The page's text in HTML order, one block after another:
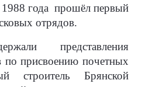
1988 года прошёл первый
отрядов.
представления
по присвоению почетных
строитель Брянской